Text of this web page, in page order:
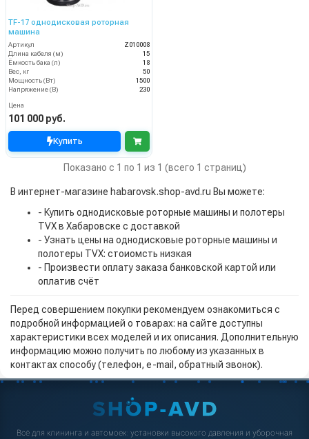
TF-17 однодисковая роторная
машина
Артикул
Z010008
Длина кабеля (м)
15
Ёмкость бака (л)
18
Вес, кг
50
Мощность (Вт)
1500
Напряжение (В)
230
Цена
101 000 руб.
Купить
Показано с 1 по 1 из 1 (всего 1 страниц)
В интернет-магазине habarovsk.shop-avd.ru Вы можете:
- Купить однодисковые роторные машины и полотеры
TVX в Хабаровске с доставкой
- Узнать цены на однодисковые роторные машины и
полотеры TVX: стоиомсть низкая
- Произвести оплату заказа банковской картой или
оплатив счёт
Перед совершением покупки рекомендуем ознакомиться с
подробной информацией о товарах: на сайте доступны
характеристики всех моделей и их описания. Дополнительную
информацию можно получить по любому из указанных в
контактах способу (телефон, e-mail, обратный звонок).
Всё для клининга и автомоек: установки высокого давления и уборочная